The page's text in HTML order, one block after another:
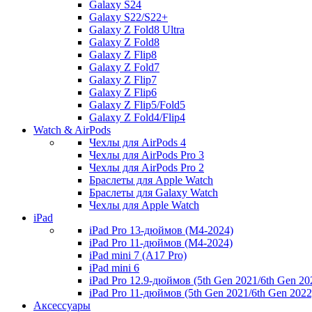
Galaxy S24
Galaxy S22/S22+
Galaxy Z Fold8 Ultra
Galaxy Z Fold8
Galaxy Z Flip8
Galaxy Z Fold7
Galaxy Z Flip7
Galaxy Z Flip6
Galaxy Z Flip5/Fold5
Galaxy Z Fold4/Flip4
Watch & AirPods
Чехлы для AirPods 4
Чехлы для AirPods Pro 3
Чехлы для AirPods Pro 2
Браслеты для Apple Watch
Браслеты для Galaxy Watch
Чехлы для Apple Watch
iPad
iPad Pro 13-дюймов (M4-2024)
iPad Pro 11-дюймов (M4-2024)
iPad mini 7 (A17 Pro)
iPad mini 6
iPad Pro 12.9-дюймов (5th Gen 2021/6th Gen
iPad Pro 11-дюймов (5th Gen 2021/6th Gen
Аксессуары